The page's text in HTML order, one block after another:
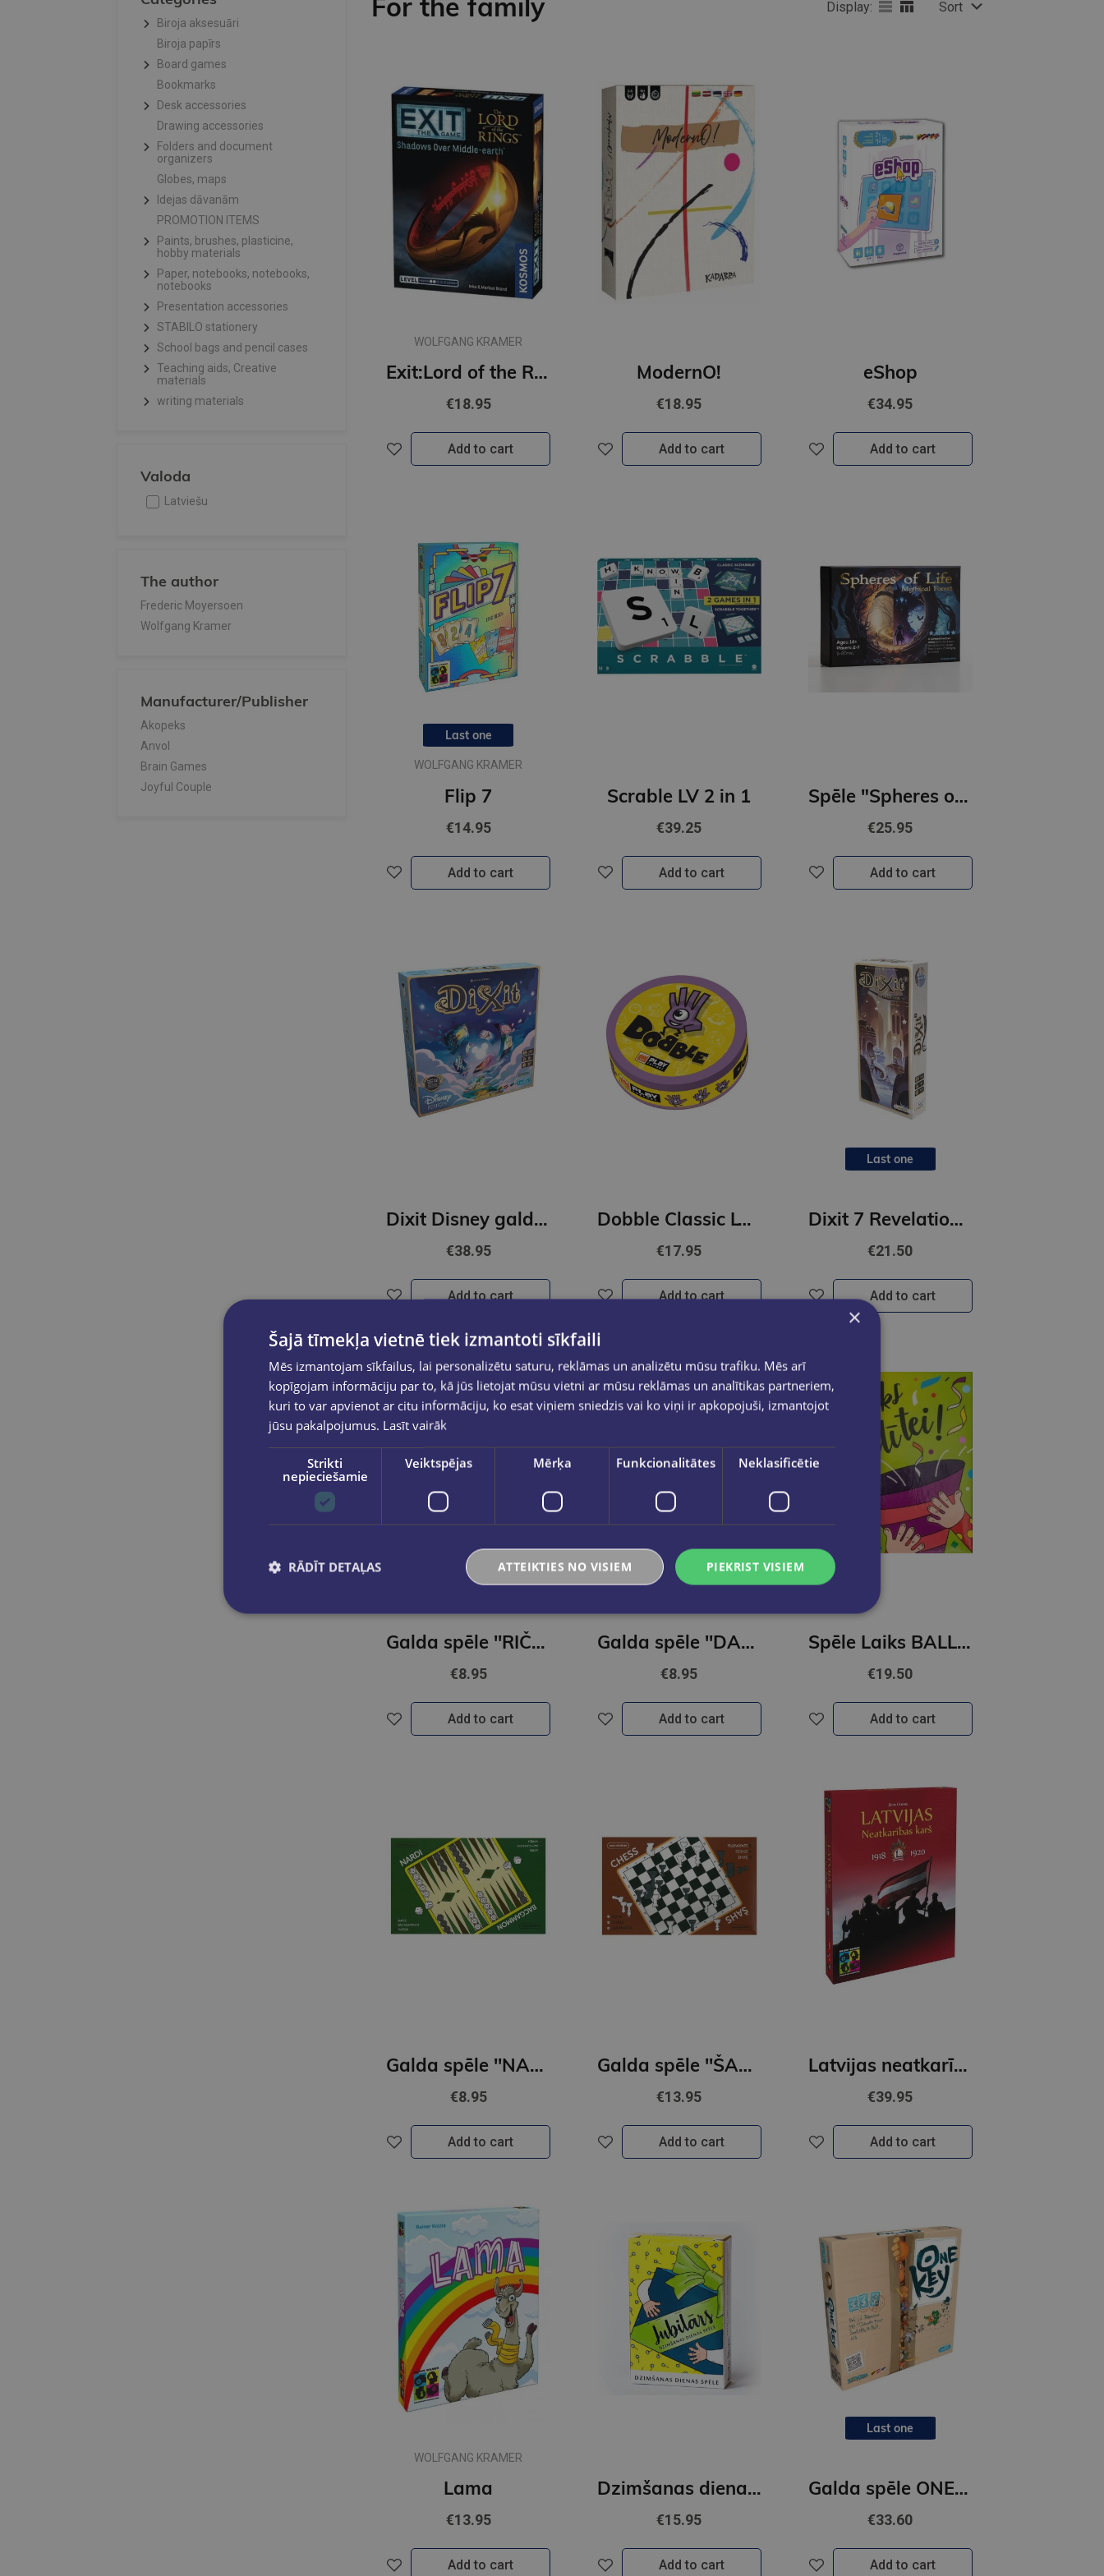
Biroja aksesuāri
Biroja papīrs
Board games
Bookmarks
Desk accessories
Drawing accessories
Folders and document
organizers
Globes, maps
Idejas dāvanām
PROMOTION ITEMS
Paints, brushes, plasticine,
hobby materials
Paper, notebooks, notebooks,
notebooks
Presentation accessories
STABILO stationery
School bags and pencil cases
Teaching aids, Creative
materials
writing materials
Valoda
Latviešu
The author
Frederic Moyersoen
Wolfgang Kramer
Manufacturer/Publisher
Akopeks
Anvol
Brain Games
Joyful Couple
For the family Display: Sort
WOLFGANG KRAMER
Exit:Lord of the Rings LV
€18.95
Add to cart
ModernO!
€18.95
Add to cart
eShop
€34.95
Add to cart
Last one
WOLFGANG KRAMER
Flip 7
€14.95
Add to cart
Scrable LV 2 in 1
€39.25
Add to cart
Spēle "Spheres of Life: Mythical Forest" ENG
€25.95
Add to cart
Dixit Disney galda spēle/ET/LT/LV
€38.95
Add to cart
Dobble Classic LT/LV/EE
€17.95
Add to cart
Last one
Dixit 7 Revelation galda spēle
€21.50
Add to cart
Galda spēle ''RIČU RAČU''
€8.95
Add to cart
Galda spēle ''DAMBRETE''
€8.95
Add to cart
Spēle Laiks BALLĪTEI
€19.50
Add to cart
Galda spēle ''NARDI''
€8.95
Add to cart
Galda spēle ''ŠAHS''
€13.95
Add to cart
Latvijas neatkarības karš
€39.95
Add to cart
WOLFGANG KRAMER
Lama
€13.95
Add to cart
Dzimšanas dienas spēle JUBILĀRS LV
€15.95
Add to cart
Last one
Galda spēle ONE KEY
€33.60
Add to cart
×
Šajā tīmekļa vietnē tiek izmantoti sīkfaili
Mēs izmantojam sīkfailus, lai personalizētu saturu, reklāmas un analizētu mūsu trafiku. Mēs arī
kopīgojam informāciju par to, kā jūs lietojat mūsu vietni ar mūsu reklāmas un analītikas partneriem,
kuri to var apvienot ar citu informāciju, ko esat viņiem sniedzis vai ko viņi ir apkopojuši, izmantojot
jūsu pakalpojumus. Lasīt vairāk
Strikti
nepieciešamie
Veiktspējas Mērķa Funkcionalitātes Neklasificētie
PIEKRIST VISIEM
ATTEIKTIES NO VISIEM
RĀDĪT DETAĻAS